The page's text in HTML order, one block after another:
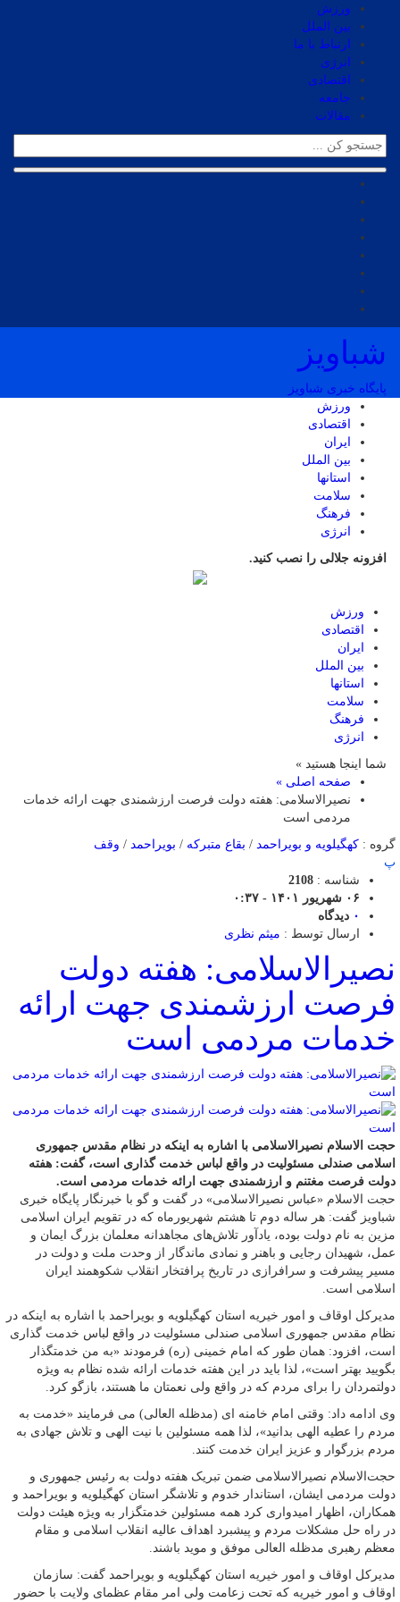
ورزش
بین الملل
ارتباط با ما
انرژی
اقتصادی
جامعه
مقالات
شباویز
پایگاه خبری شباویز
ورزش
اقتصادی
ایران
بین الملل
استانها
سلامت
فرهنگ
انرژی
افزونه جلالی را نصب کنید.
ورزش
اقتصادی
ایران
بین الملل
استانها
سلامت
فرهنگ
انرژی
شما اینجا هستید »
صفحه اصلی »
نصیرالاسلامی: هفته دولت فرصت ارزشمندی جهت ارائه خدمات
مردمی است
گروه : کهگیلویه و بویراحمد / بقاع متبرکه / بویراحمد / وقف
پ
شناسه : 2108
۰۶ شهریور ۱۴۰۱ - ۰:۳۷
۰ دیدگاه
ارسال توسط : میثم نظری
نصیرالاسلامی: هفته دولت
فرصت ارزشمندی جهت ارائه
خدمات مردمی است
حجت الاسلام نصیرالاسلامی با اشاره به اینکه در نظام مقدس جمهوری
اسلامی صندلی مسئولیت در واقع لباس خدمت گذاری است، گفت: هفته
دولت فرصت مغتنم و ارزشمندی جهت ارائه خدمات مردمی است.
حجت الاسلام «عباس نصیرالاسلامی» در گفت و گو با خبرنگار پایگاه خبری
شباویز گفت: هر ساله دوم تا هشتم شهریورماه که در تقویم ایران اسلامی
مزین به نام دولت بوده، یادآور تلاش‌های مجاهدانه معلمان بزرگ ایمان و
عمل، شهیدان رجایی و باهنر و نمادی ماندگار از وحدت ملت و دولت در
مسیر پیشرفت و سرافرازی در تاریخ پرافتخار انقلاب شکوهمند ایران
اسلامی است.
مدیرکل اوقاف و امور خیریه استان کهگیلویه و بویراحمد با اشاره به اینکه در
نظام مقدس جمهوری اسلامی صندلی مسئولیت در واقع لباس خدمت گذاری
است، افزود: همان طور که امام خمینی (ره) فرمودند «به من خدمتگذار
بگویید بهتر است»، لذا باید در این هفته خدمات ارائه شده نظام به ویژه
دولتمردان را برای مردم که در واقع ولی نعمتان ما هستند، بازگو کرد.
وی ادامه داد: وقتی امام خامنه ای (مدظله العالی) می فرمایند «خدمت به
مردم را عطیه الهی بدانید»، لذا همه مسئولین با نیت الهی و تلاش جهادی به
مردم بزرگوار و عزیز ایران خدمت کنند.
حجت‌الاسلام نصیرالاسلامی ضمن تبریک هفته دولت به رئیس جمهوری و
دولت مردمی ایشان، استاندار خدوم و تلاشگر استان کهگیلویه و بویراحمد و
همکاران، اظهار امیدواری کرد همه مسئولین خدمتگزار به ویژه هیئت دولت
در راه حل مشکلات مردم و پیشبرد اهداف عالیه انقلاب اسلامی و مقام
معظم رهبری مدظله العالی موفق و موید باشند.
مدیرکل اوقاف و امور خیریه استان کهگیلویه و بویراحمد گفت: سازمان
اوقاف و امور خیریه که تحت زعامت ولی امر مقام عظمای ولایت با حضور